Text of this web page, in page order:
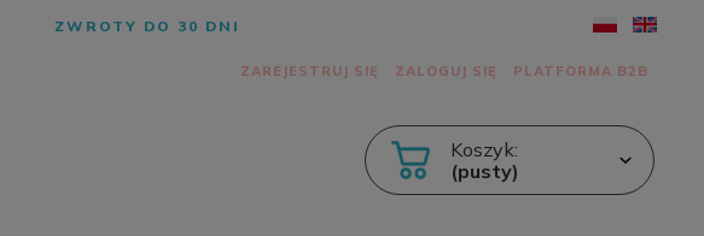
ZWROTY DO 30 DNI
ZAREJESTRUJ SIĘ ZALOGUJ SIĘ PLATFORMA B2B
Koszyk:
(pusty)